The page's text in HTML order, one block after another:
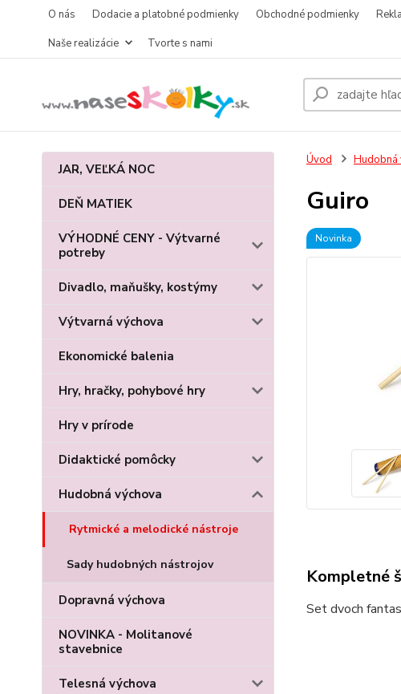
O nás Dodacie a platobné podmienky Obchodné podmienky
Naše realizácie
Tvorte s nami
JAR, VEĽKÁ NOC
DEŇ MATIEK
VÝHODNÉ CENY - Výtvarné
potreby
Divadlo, maňušky, kostýmy
Výtvarná výchova
Ekonomické balenia
Hry, hračky, pohybové hry
Hry v prírode
Didaktické pomôcky
Hudobná výchova
Rytmické a melodické nástroje
Sady hudobných nástrojov
Dopravná výchova
NOVINKA - Molitanové
stavebnice
Telesná výchova
Úvod Hudobná
Guiro
Novinka
Kompletné
Set dvoch